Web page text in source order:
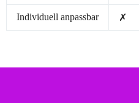
Individuell anpassbar ✗